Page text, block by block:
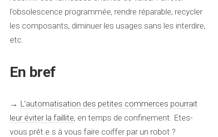
l’obsolescence programmée, rendre réparable, recycler
les composants, diminuer les usages sans les interdire,
etc.
En bref
→ L’automatisation des petites commerces pourrait
leur éviter la faillite, en temps de confinement. Etes-
vous prêt.e.s à vous faire coiffer par un robot ?